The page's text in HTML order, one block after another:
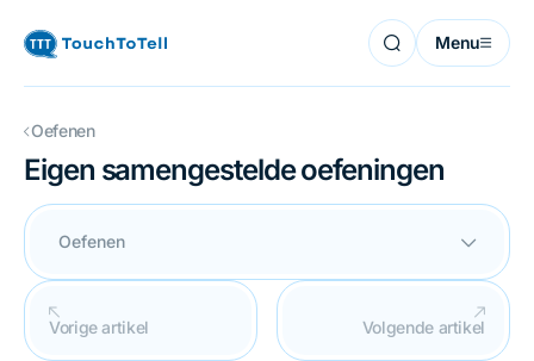
Menu
Oefenen
Eigen samengestelde oefeningen
Oefenen
Vorige artikel Volgende artikel